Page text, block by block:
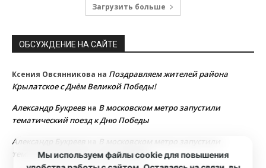
Загрузить больше
ОБСУЖДЕНИЕ НА САЙТЕ
Ксения Овсянникова на Поздравляем жителей района
Крылатское с Днём Великой Победы!
Александр Букреевна В московском метро запустили
тематический поезд к Дню Победы
Александр Букреев
В московском метро запустили
тематический поезд к Дню Победы
Мы используем файлы cookie для повышения